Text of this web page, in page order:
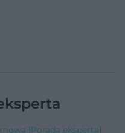
[Porada eksperta]